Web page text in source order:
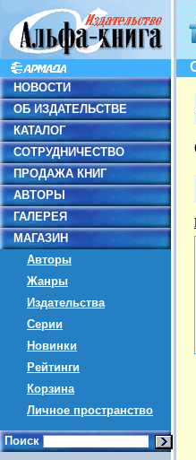
НОВОСТИ
ОБ ИЗДАТЕЛЬСТВЕ
КАТАЛОГ
СОТРУДНИЧЕСТВО
ПРОДАЖА КНИГ
АВТОРЫ
ГАЛЕРЕЯ
МАГАЗИН
Авторы
Жанры
Издательства
Серии
Новинки
Рейтинги
Корзина
Личное пространство
Поиск